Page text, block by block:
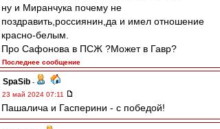
ну и Миранчука почему не
поздравить,россиянин,да и имел отношение
красно-белым.
Про Сафонова в ПСЖ ?Может в Гавр?
Последнее сообщение
SpaSib -
23 май 2024 07:11
Пашалича и Гасперини - с победой!